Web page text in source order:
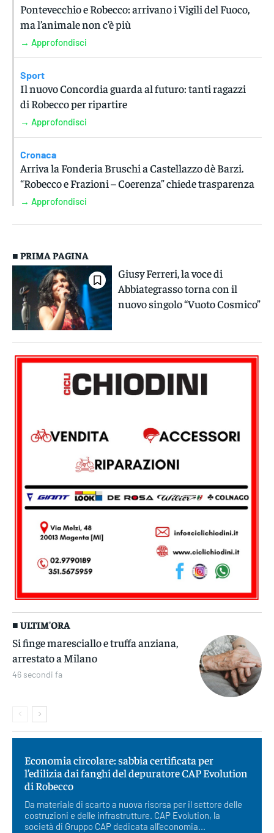
Pontevecchio e Robecco: arrivano i Vigili del Fuoco,
ma l’animale non c’è più
→ Approfondisci
Sport
Il nuovo Concordia guarda al futuro: tanti ragazzi
di Robecco per ripartire
→ Approfondisci
Cronaca
Arriva la Fonderia Bruschi a Castellazzo dè Barzi.
“Robecco e Frazioni – Coerenza” chiede trasparenza
→ Approfondisci
■ PRIMA PAGINA
Giusy Ferreri, la voce di
Abbiategrasso torna con il
nuovo singolo “Vuoto Cosmico”
■ ULTIM'ORA
Si finge maresciallo e truffa anziana,
arrestato a Milano
46 secondi fa
Economia circolare: sabbia certificata per
l’edilizia dai fanghi del depuratore CAP Evolution
di Robecco
Da materiale di scarto a nuova risorsa per il settore delle
costruzioni e delle infrastrutture. CAP Evolution, la
società di Gruppo CAP dedicata all'economia...